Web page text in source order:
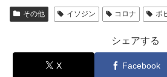
その他 イソジン コロナ ポ
シェアする
X Facebook